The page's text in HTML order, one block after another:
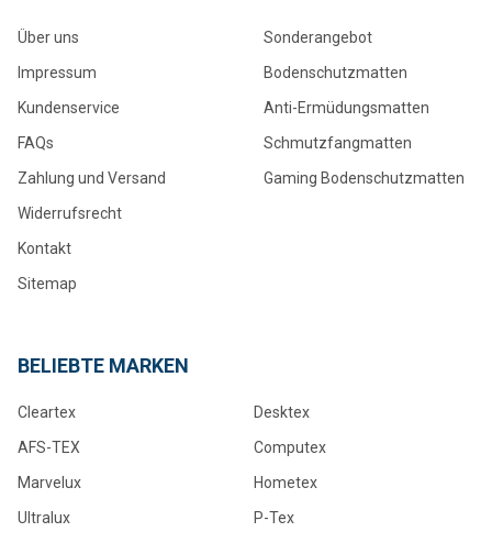
Über uns
Impressum
Kundenservice
FAQs
Zahlung und Versand
Widerrufsrecht
Kontakt
Sitemap
Sonderangebot
Bodenschutzmatten
Anti-Ermüdungsmatten
Schmutzfangmatten
Gaming Bodenschutzmatten
BELIEBTE MARKEN
Cleartex
AFS-TEX
Marvelux
Ultralux
Desktex
Computex
Hometex
P-Tex